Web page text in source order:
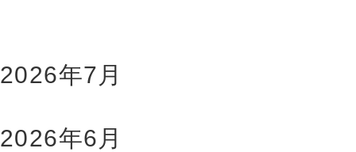
2026年7月
2026年6月